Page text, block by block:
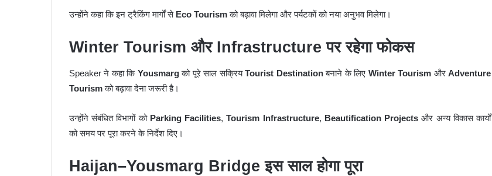
उन्होंने कहा कि इन ट्रैकिंग मार्गों से Eco Tourismको बढ़ावा मिलेगा और पर्यटकों को नया अनुभव मिलेगा।
Winter Tourism और Infrastructure पर रहेगा फोकस
Speaker ने कहा कि Yousmargको पूरे साल सक्रियTourist Destinationबनाने के लिए Winter Tourism औरAdventure
Tourismको बढ़ावा देना जरूरी है।
उन्होंने संबंधित विभागों को Parking Facilities,Tourism Infrastructure, Beautification Projects और अन्य विकास कार्यों
को समय पर पूरा करने के निर्देश दिए।
Haijan–Yousmarg Bridge इस साल होगा पूरा